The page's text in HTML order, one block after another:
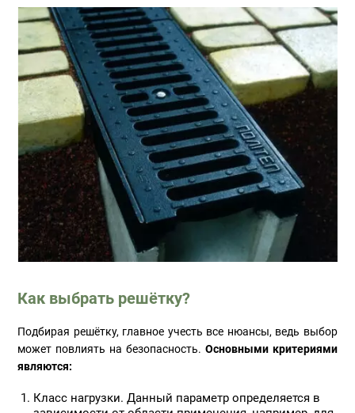
Как выбрать решётку?
Подбирая решётку, главное учесть все нюансы, ведь выбор
может повлиять на безопасность. Основными критериями
являются:
Класс нагрузки. Данный параметр определяется в